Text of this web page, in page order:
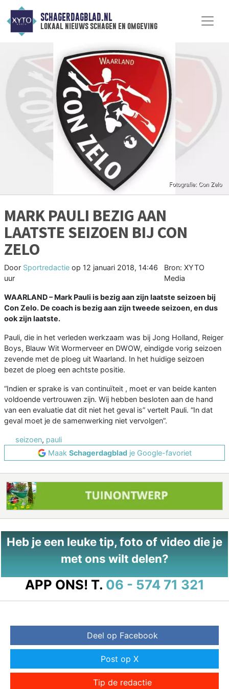
SCHAGERDAGBLAD.NL
lokaal nieuws schagen en omgeving
MARK PAULI BEZIG AAN
LAATSTE SEIZOEN BIJ CON
ZELO
Door Sportredactie op 12 januari 2018, 14:46
uur
Bron: XYTO
Media
WAARLAND – Mark Pauli is bezig aan zijn laatste seizoen bij
Con Zelo. De coach is bezig aan zijn tweede seizoen, en dus
ook zijn laatste.
Pauli, die in het verleden werkzaam was bij Jong Holland, Reiger
Boys, Blauw Wit Wormerveer en DWOW, eindigde vorig seizoen
zevende met de ploeg uit Waarland. In het huidige seizoen
bezet de ploeg een achtste positie.
“Indien er sprake is van continuïteit , moet er van beide kanten
voldoende vertrouwen zijn. Wij hebben besloten aan de hand
van een evaluatie dat dit niet het geval is” vertelt Pauli. “In dat
geval moet je de samenwerking niet vervolgen”.
seizoen, pauli
Maak Schagerdagbladje Google-favoriet
Heb je een leuke tip, foto of video die je
met ons wilt delen?
APP ONS! T. 06 - 574 71 321
Deel op Facebook
Post op X
Tip de redactie